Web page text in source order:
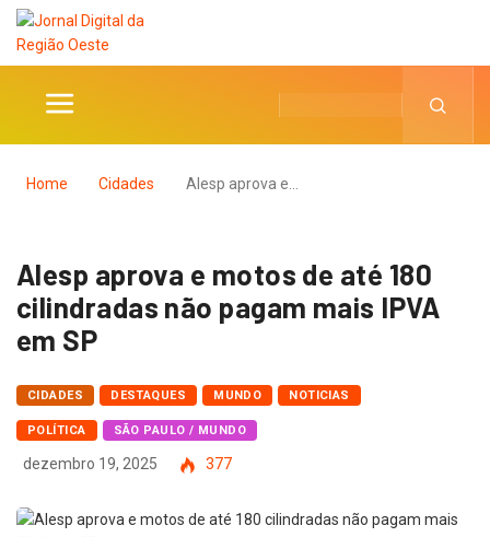
Home Cidades Alesp aprova e…
Alesp aprova e motos de até 180
cilindradas não pagam mais IPVA
em SP
CIDADES DESTAQUES MUNDO NOTICIAS
POLÍTICA SÃO PAULO / MUNDO
dezembro 19, 2025 377